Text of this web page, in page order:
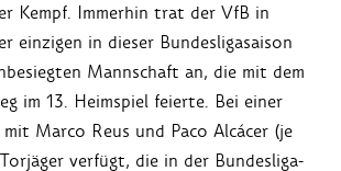
Kempf. Immerhin trat der VfB in
einzigen in dieser Bundesligasaison
Mannschaft an, die mit dem
im 13. Heimspiel feierte. Bei einer
Marco Reus und Paco Alcácer (je
verfügt, die in der Bundesliga-